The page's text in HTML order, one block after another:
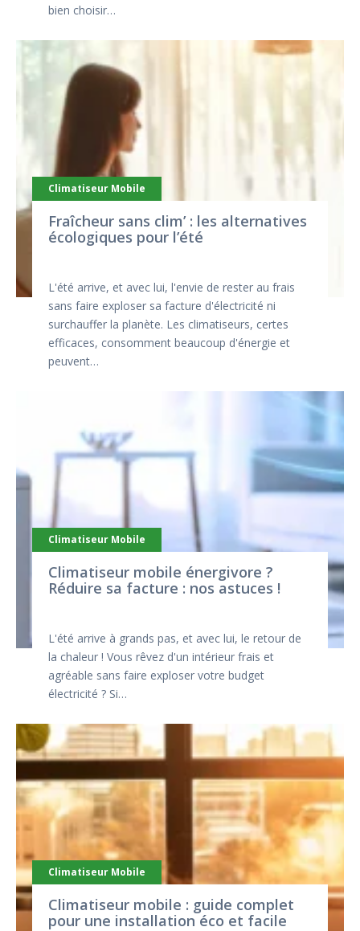
bien choisir…
Climatiseur Mobile
Fraîcheur sans clim’ : les alternatives
écologiques pour l’été
L'été arrive, et avec lui, l'envie de rester au frais
sans faire exploser sa facture d'électricité ni
surchauffer la planète. Les climatiseurs, certes
efficaces, consomment beaucoup d'énergie et
peuvent…
Climatiseur Mobile
Climatiseur mobile énergivore ?
Réduire sa facture : nos astuces !
L'été arrive à grands pas, et avec lui, le retour de
la chaleur ! Vous rêvez d'un intérieur frais et
agréable sans faire exploser votre budget
électricité ? Si…
Climatiseur Mobile
Climatiseur mobile : guide complet
pour une installation éco et facile